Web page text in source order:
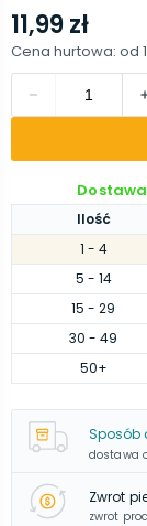
Ilość
1 - 4
5 - 14
15 - 29
30 - 49
50+
11,99 zł
Cena hurtowa: od
Sposób
dostawa
Zwrot
zwrot